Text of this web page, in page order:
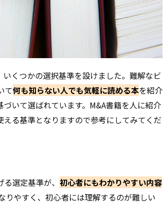
くつかの選択基準を設けました。難解なビ
て何も知らない人でも気軽に読める本を紹介
いて選ばれています。M&A書籍を人に紹介
る基準となりますので参考にしてみてくだ
選定基準が、 初心者にもわかりやすい内容
りやすく、初心者には理解するのが難しい